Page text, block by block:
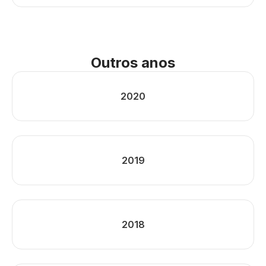
Outros anos
2020
2019
2018